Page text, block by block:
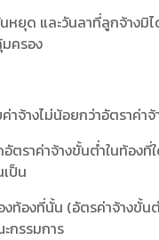
หยุด และวันลาที่ลูกจ้างมิ
ครอง
จ้างไม่น้อยกว่าอัตราค่า
ตราค่าจ้างขั้นต่ำในท้องที่
ป็น
งท้องที่นั้น (อัตรค่าจ้างขั้
กรรมการ